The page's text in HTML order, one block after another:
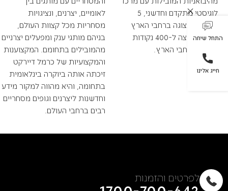
התחל שיחה
חייג אלינו
לוגיסטי מתקדם וחדשני, 5
אולמות תצוגה ברחבי הארץ
ומערך הפצה ל-400 נקודות
מכירה ברחבי הארץ.
לאומיים, יצרנים, ונציגויות
מסחריות מכל קצוות העולם,
בניהם מותגי ענק ומפעלים יצרניים
מהמובילים בתחומם. המקצוענות
והמקצועיות של כרמל דיירקט
זיכתה אותה ביוקרה בינלאומית
בתחומה, והיא מהווה למקור מידע
וחדשנות ליצרנים וגופים מסחריים
רבים ברחבי העולם.
לפרטים והזמנות